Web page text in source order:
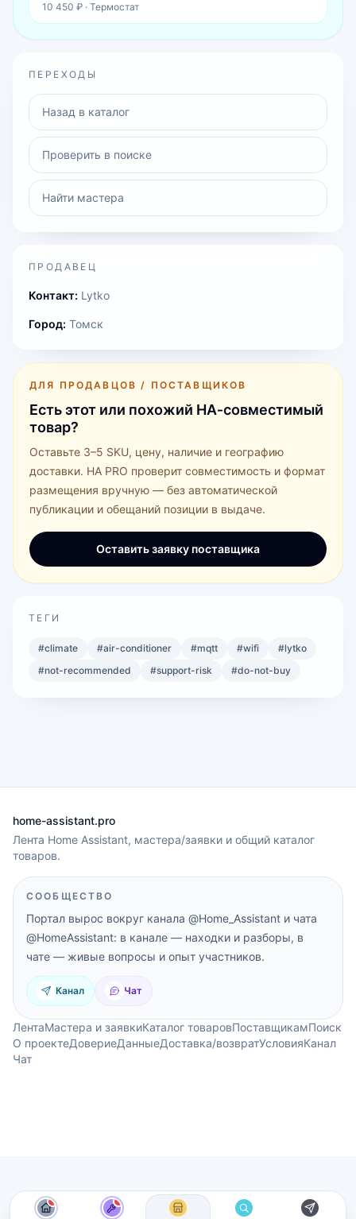
10 450 ₽ · Термостат
ПЕРЕХОДЫ
Назад в каталог
Проверить в поиске
Найти мастера
ПРОДАВЕЦ
Контакт: Lytko
Город: Томск
ДЛЯ ПРОДАВЦОВ / ПОСТАВЩИКОВ
Есть этот или похожий HA‑совместимый
товар?
Оставьте 3–5 SKU, цену, наличие и географию
доставки. HA PRO проверит совместимость и формат
размещения вручную — без автоматической
публикации и обещаний позиции в выдаче.
Оставить заявку поставщика
ТЕГИ
#climate #air-conditioner #mqtt #wifi #lytko
#not-recommended #support-risk #do-not-buy
home-assistant.pro
Лента Home Assistant, мастера/заявки и общий каталог
товаров.
СООБЩЕСТВО
Портал вырос вокруг канала @Home_Assistant и чата
@HomeAssistant: в канале — находки и разборы, в
чате — живые вопросы и опыт участников.
Канал Чат
ЛентаМастера и заявкиКаталог товаровПоставщикамПоиск
О проектеДовериеДанныеДоставка/возвратУсловияКанал
Чат
новые материалы новые материалы